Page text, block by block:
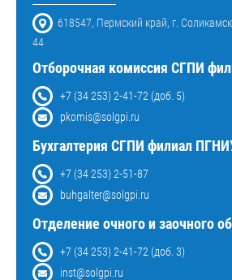
618547, Пермский край, г.
44
Отборочная комиссия СГПИ
+7 (34 253) 2-41-72 (доб. 5)
pkomis@solgpi.ru
Бухгалтерия СГПИ филиал
+7 (34 253) 2-51-87
buhgalter@solgpi.ru
Отделение очного и заочного
+7 (34 253) 2-41-72 (доб. 3)
inst@solgpi.ru